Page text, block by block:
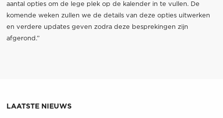
aantal opties om de lege plek op de kalender in te vullen. De
komende weken zullen we de details van deze opties uitwerken
en verdere updates geven zodra deze besprekingen zijn
afgerond.”
LAATSTE NIEUWS